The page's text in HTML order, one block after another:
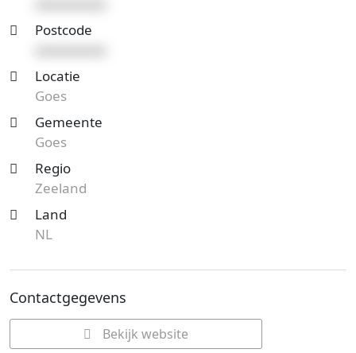
Postcode
Locatie
Goes
Gemeente
Goes
Regio
Zeeland
Land
NL
Contactgegevens
Bekijk website